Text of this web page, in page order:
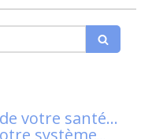
votre santé…
système